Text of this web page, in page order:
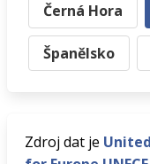
Černá Hora
Španělsko
Zdroj dat je